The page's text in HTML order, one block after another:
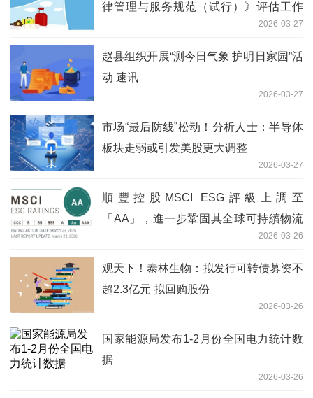
律管理与服务规范（试行）》评估工作
2026-03-27
赵县组织开展“测今日气象 护明日家园”活
动 速讯
2026-03-27
市场“最后防线”松动！分析人士：半导体
板块走弱或引发美股更大调整
2026-03-27
順豐控股MSCI ESG評級上調至
「AA」，進一步鞏固其全球可持續物流
2026-03-26
观天下！泰林生物：拟发行可转债募资不
超2.3亿元 拟回购股份
2026-03-26
国家能源局发布1-2月份全国电力统计数
据
2026-03-26